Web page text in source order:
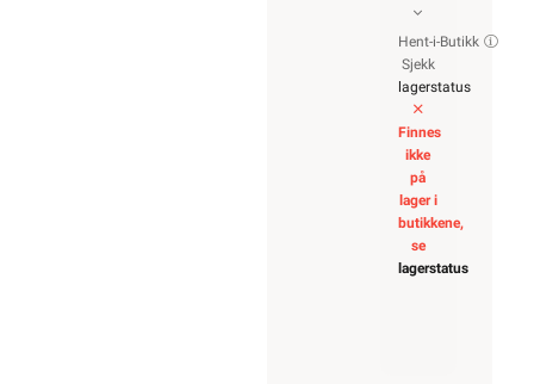
Hent-i-Butikk
Sjekk
lagerstatus
Finnes
ikke
på
lager i
butikkene,
se
lagerstatus